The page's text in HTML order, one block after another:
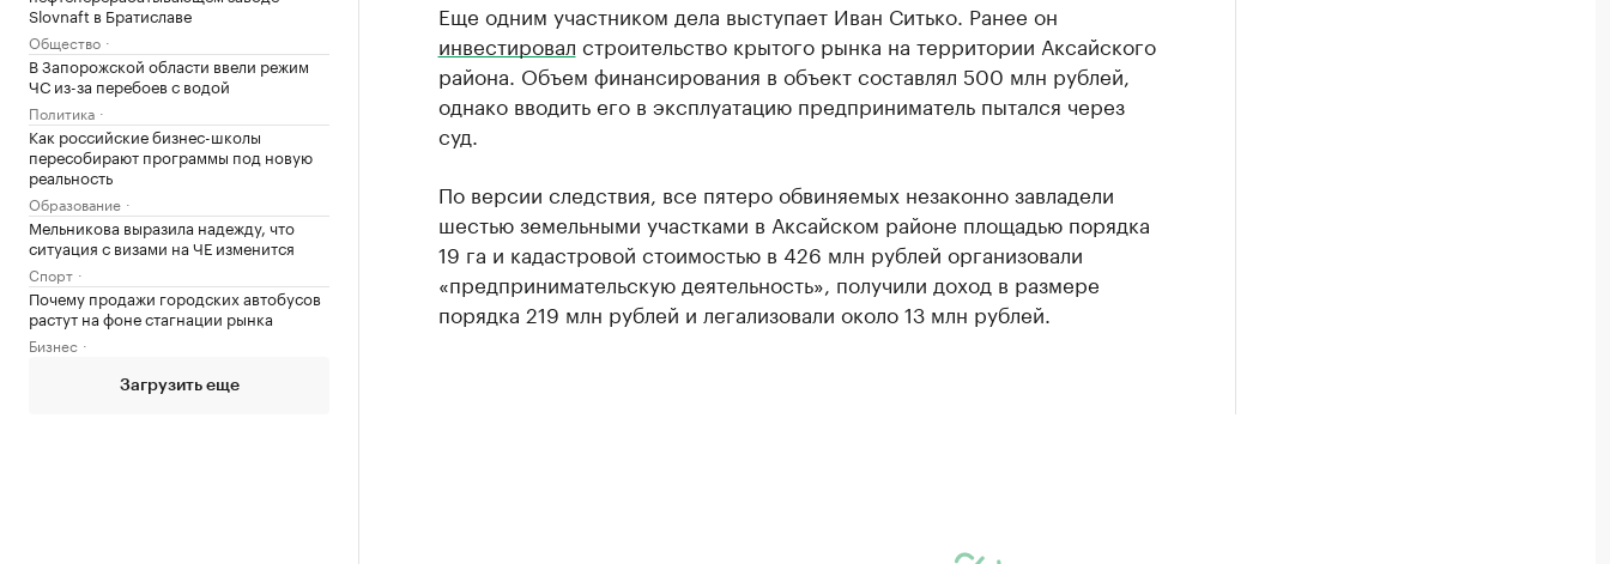
Slovnaft в Братиславе
Общество
В Запорожской области ввели режим
ЧС из-за перебоев с водой
Политика
Как российские бизнес-школы
пересобирают программы под новую
реальность
Образование
Мельникова выразила надежду, что
ситуация с визами на ЧЕ изменится
Спорт
Почему продажи городских автобусов
растут на фоне стагнации рынка
Бизнес
Загрузить еще
Еще одним участником дела выступает Иван Ситько. Ранее он
инвестировал строительство крытого рынка на территории Аксайского
района. Объем финансирования в объект составлял 500 млн рублей,
однако вводить его в эксплуатацию предприниматель пытался через
суд.
По версии следствия, все пятеро обвиняемых незаконно завладели
шестью земельными участками в Аксайском районе площадью порядка
19 га и кадастровой стоимостью в 426 млн рублей организовали
«предпринимательскую деятельность», получили доход в размере
порядка 219 млн рублей и легализовали около 13 млн рублей.